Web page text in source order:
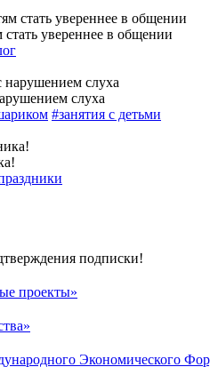
увереннее в общении
слуха
#занятия с детьми
подписки!
проекты»
Экономического